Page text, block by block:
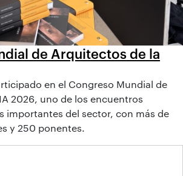
de Arquitectos de la
en el Congreso Mundial de
2026, uno de los encuentros
importantes del sector, con más de
y 250 ponentes.